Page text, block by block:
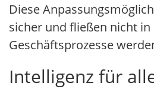
Diese
sicher und fließen nicht
Geschäftsprozesse
Intelligenz für